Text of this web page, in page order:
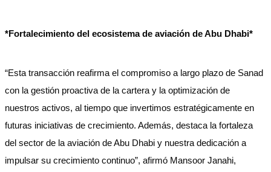
*Fortalecimiento del ecosistema de aviación de Abu Dhabi*
“Esta transacción reafirma el compromiso a largo plazo de Sanad
con la gestión proactiva de la cartera y la optimización de
nuestros activos, al tiempo que invertimos estratégicamente en
futuras iniciativas de crecimiento. Además, destaca la fortaleza
del sector de la aviación de Abu Dhabi y nuestra dedicación a
impulsar su crecimiento continuo”, afirmó Mansoor Janahi,